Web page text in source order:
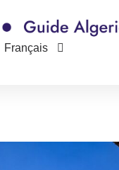
Français
English